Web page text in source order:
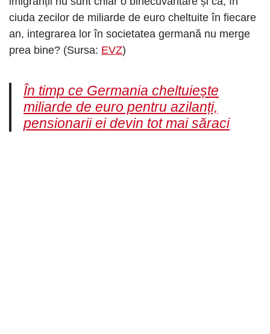
ciuda zecilor de miliarde de euro cheltuite în fiecare
an, integrarea lor în societatea germană nu merge
prea bine? (Sursa: EVZ)
În timp ce Germania cheltuiește
miliarde de euro pentru azilanți,
pensionarii ei devin tot mai săraci